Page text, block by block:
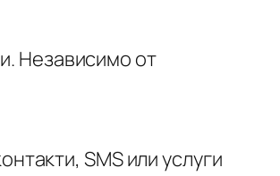
Независимо от
SMS или услуги